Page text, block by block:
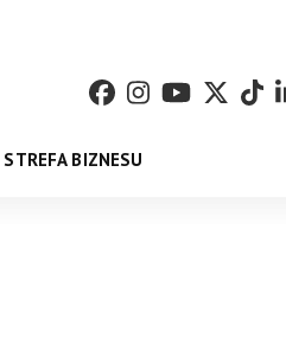
STREFA BIZNESU